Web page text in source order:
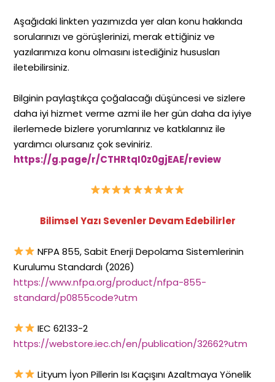
Aşağıdaki linkten yazımızda yer alan konu hakkında
sorularınızı ve görüşlerinizi, merak ettiğiniz ve
yazılarımıza konu olmasını istediğiniz hususları
iletebilirsiniz.
Bilginin paylaştıkça çoğalacağı düşüncesi ve sizlere
daha iyi hizmet verme azmi ile her gün daha da iyiye
ilerlemede bizlere yorumlarınız ve katkılarınız ile
yardımcı olursanız çok seviniriz.
https://g.page/r/CTHRtqI0z0gjEAE/review
Bilimsel Yazı Sevenler Devam Edebilirler
NFPA 855, Sabit Enerji Depolama Sistemlerinin
Kurulumu Standardı (2026)
https://www.nfpa.org/product/nfpa-855-
standard/p0855code?utm
IEC 62133-2
https://webstore.iec.ch/en/publication/32662?utm
Lityum İyon Pillerin Isı Kaçışını Azaltmaya Yönelik